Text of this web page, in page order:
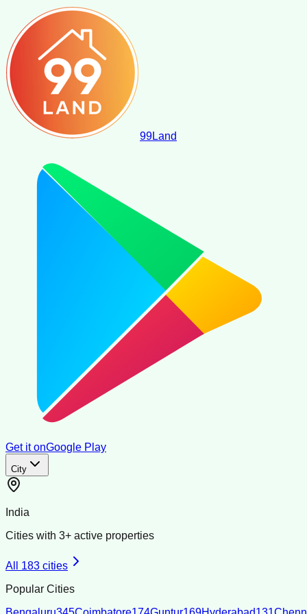
99Land
Get it onGoogle Play
City
India
Cities with 3+ active properties
All 183 cities
Popular Cities